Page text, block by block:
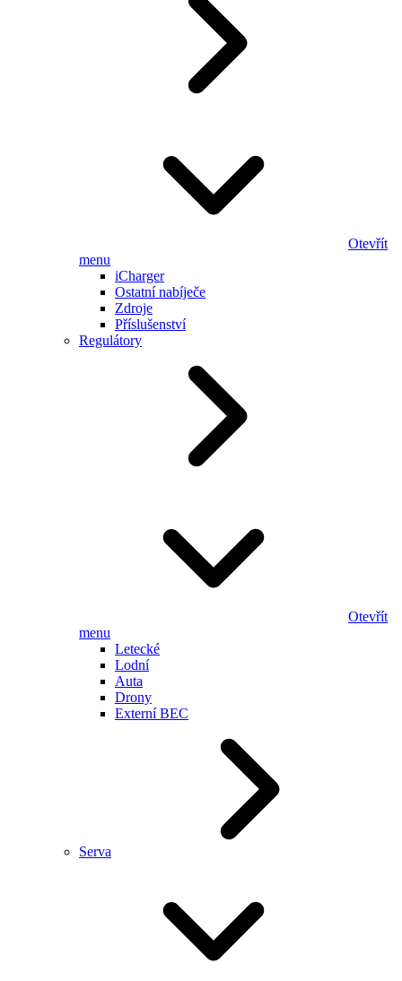
Otevřít
menu
iCharger
Ostatní nabíječe
Zdroje
Příslušenství
Regulátory
Otevřít
menu
Letecké
Lodní
Auta
Drony
Externí BEC
Serva